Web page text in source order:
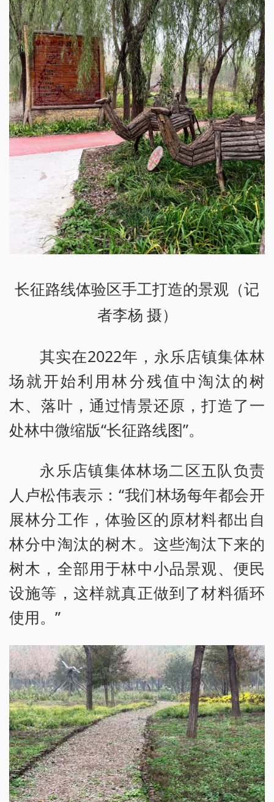
长征路线体验区手工打造的景观（记
者李杨 摄）
其实在2022年，永乐店镇集体林
场就开始利用林分残值中淘汰的树
木、落叶，通过情景还原，打造了一
处林中微缩版“长征路线图”。
永乐店镇集体林场二区五队负责
人卢松伟表示：“我们林场每年都会开
展林分工作，体验区的原材料都出自
林分中淘汰的树木。这些淘汰下来的
树木，全部用于林中小品景观、便民
设施等，这样就真正做到了材料循环
使用。”